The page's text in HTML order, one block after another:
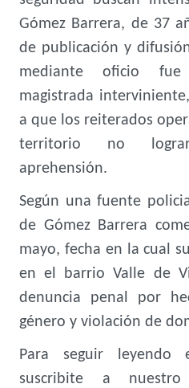
Gómez Barrera, de 37
de publicación y
mediante oficio
magistrada
a que los reiterados
territorio no
aprehensión.
Según una fuente
de Gómez Barrera
mayo, fecha en la cual
en el barrio Valle de
denuncia penal por
género y violación de
Para seguir leyendo
suscribite a